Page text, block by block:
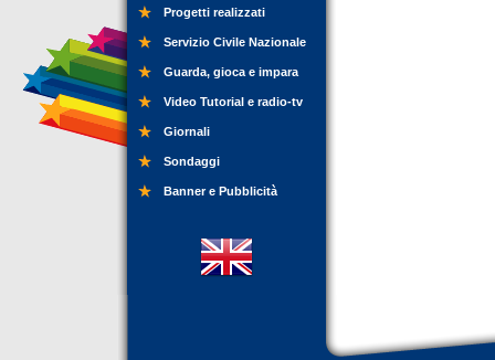
Progetti realizzati
Servizio Civile Nazionale
Guarda, gioca e impara
Video Tutorial e radio-tv
Giornali
Sondaggi
Banner e Pubblicità